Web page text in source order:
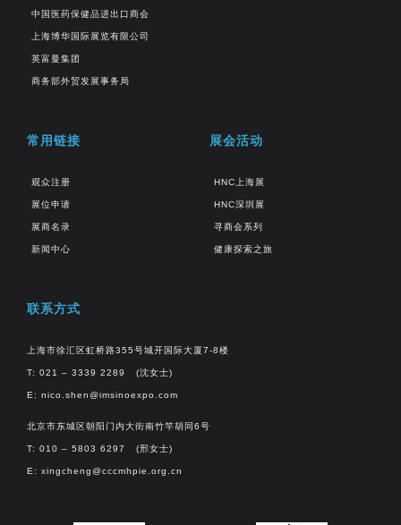
中国医药保健品进出口商会
上海博华国际展览有限公司
英富曼集团
商务部外贸发展事务局
常用链接
观众注册
展位申请
展商名录
新闻中心
展会活动
HNC上海展
HNC深圳展
寻商会系列
健康探索之旅
联系方式
上海市徐汇区虹桥路355号城开国际大厦7-8楼
T: 021 – 3339 2289 (沈女士)
E: nico.shen@imsinoexpo.com
北京市东城区朝阳门内大街南竹竿胡同6号
T: 010 – 5803 6297 (邢女士)
E: xingcheng@cccmhpie.org.cn